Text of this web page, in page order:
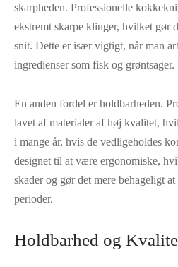
skarpheden. Professionelle
ekstremt skarpe klinger, hvilket gør
snit. Dette er især vigtigt, når man
ingredienser som fisk og grøntsager.
En anden fordel er holdbarheden.
lavet af materialer af høj kvalitet,
i mange år, hvis de vedligeholdes
designet til at være ergonomiske,
skader og gør det mere behageligt
perioder.
Holdbarhed og